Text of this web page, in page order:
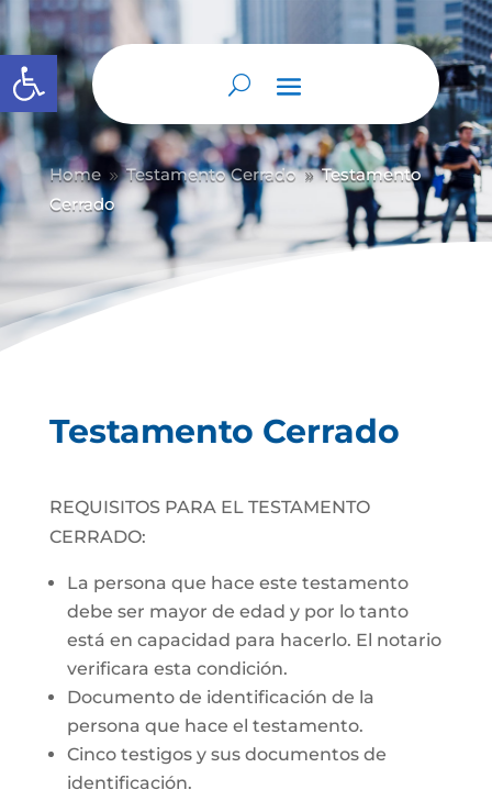
Abrir barra de herramientas
Home 9 Testamento Cerrado 9 Testamento
Cerrado
Testamento Cerrado
REQUISITOS PARA EL TESTAMENTO
CERRADO:
La persona que hace este testamento
debe ser mayor de edad y por lo tanto
está en capacidad para hacerlo. El notario
verificara esta condición.
Documento de identificación de la
persona que hace el testamento.
Cinco testigos y sus documentos de
identificación.